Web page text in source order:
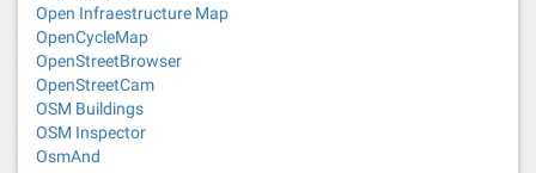
Open Infraestructure Map
OpenCycleMap
OpenStreetBrowser
OpenStreetCam
OSM Buildings
OSM Inspector
OsmAnd